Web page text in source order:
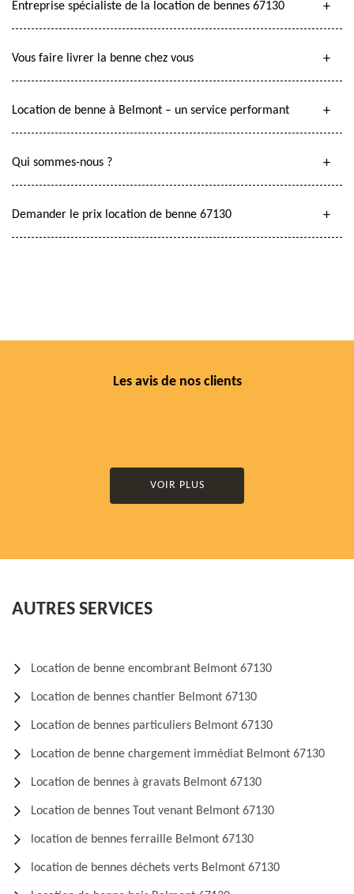
Entreprise spécialiste de la location de bennes 67130
Vous faire livrer la benne chez vous
Location de benne à Belmont – un service performant
Qui sommes-nous ?
Demander le prix location de benne 67130
Les avis de nos clients
VOIR PLUS
AUTRES SERVICES
Location de benne encombrant Belmont 67130
Location de bennes chantier Belmont 67130
Location de bennes particuliers Belmont 67130
Location de benne chargement immédiat Belmont 67130
Location de bennes à gravats Belmont 67130
Location de bennes Tout venant Belmont 67130
location de bennes ferraille Belmont 67130
location de bennes déchets verts Belmont 67130